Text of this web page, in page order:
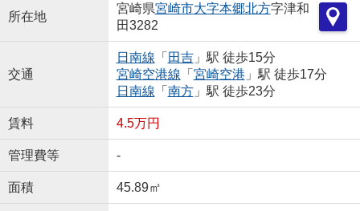
所在地
宮崎県宮崎市大字本郷北方字津和
田3282
交通
日南線 「 田吉」駅 徒歩15分
宮崎空港線 「 宮崎空港 」駅 徒歩17分
日南線 「 南方」駅 徒歩23分
賃料 4.5万円
管理費等 -
面積 45.89㎡